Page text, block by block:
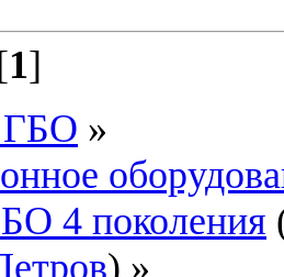
1]
»
4 поколения
) »